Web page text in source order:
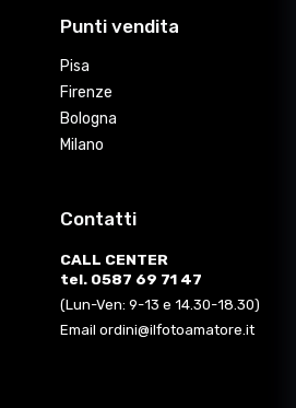
Punti vendita
Pisa
Firenze
Bologna
Milano
Contatti
CALL CENTER
tel. 0587 69 71 47
(Lun-Ven: 9-13 e 14.30-18.30)
Email ordini@ilfotoamatore.it